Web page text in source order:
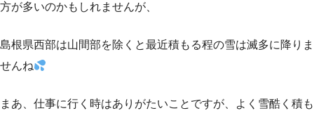
方が多いのかもしれませんが、
島根県西部は山間部を除くと最近積もる程の雪は滅多に降りま
せんね
まあ、仕事に行く時はありがたいことですが、よく雪酷く積も